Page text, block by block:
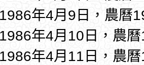
年4月9日，農曆
年4月10日，農
年4月11日，農